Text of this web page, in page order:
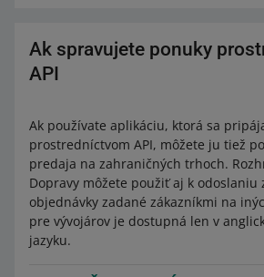
Ak spravujete ponuky
API
Ak používate aplikáciu, ktorá sa
prostredníctvom API, môžete ju tiež
predaja na zahraničných trhoch.
Dopravy môžete použiť aj k odoslaniu
objednávky zadané zákazníkmi na
pre vývojárov je dostupná len v
jazyku.